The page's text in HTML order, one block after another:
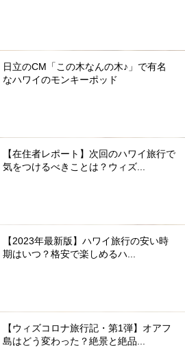
日立のCM「この木なんの木♪」で有名
なハワイのモンキーポッド
【在住者レポート】次回のハワイ旅行で
気をつけるべきことは？ウィズ...
【2023年最新版】ハワイ旅行の安い時
期はいつ？格安で楽しめるハ...
【ウィズコロナ旅行記・第1弾】オアフ
島はどう変わった？絶景と絶品...